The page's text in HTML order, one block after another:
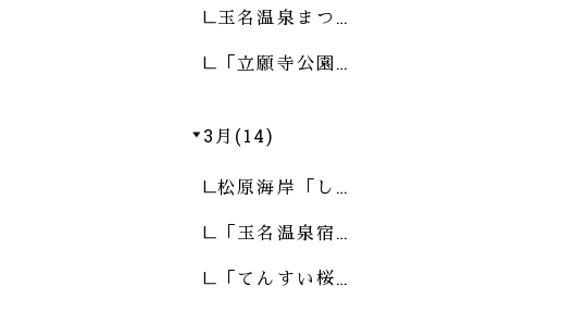
玉名温泉まつ…
「立願寺公園…
3月(14)
松原海岸「し…
「玉名温泉宿…
「てんすい桜…